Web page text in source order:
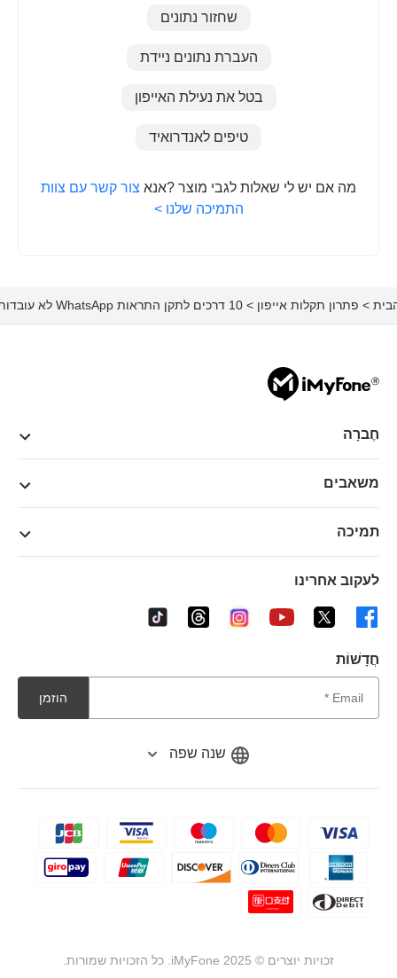
שחזור נתונים
העברת נתונים ניידת
בטל את נעילת האייפון
טיפים לאנדרואיד
מה אם יש לי שאלות לגבי מוצר ?אנא צור קשר עם צוות
התמיכה שלנו >
> פתרון תקלות אייפון > 10 דרכים לתקן התראות WhatsApp לא עובדות באייפון
שנה שפה
חֶברָה
משאבים
תמיכה
לעקוב אחרינו
חֲדָשׁוֹת
הוזמן
זכויות יוצרים © 2025